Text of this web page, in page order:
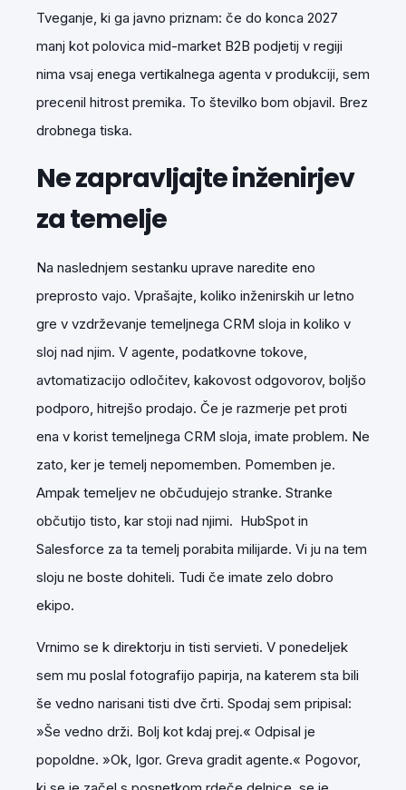
Tveganje, ki ga javno priznam: če do konca 2027
manj kot polovica mid-market B2B podjetij v regiji
nima vsaj enega vertikalnega agenta v produkciji, sem
precenil hitrost premika. To številko bom objavil. Brez
drobnega tiska.
Ne zapravljajte inženirjev
za temelje
Na naslednjem sestanku uprave naredite eno
preprosto vajo. Vprašajte, koliko inženirskih ur letno
gre v vzdrževanje temeljnega CRM sloja in koliko v
sloj nad njim. V agente, podatkovne tokove,
avtomatizacijo odločitev, kakovost odgovorov, boljšo
podporo, hitrejšo prodajo. Če je razmerje pet proti
ena v korist temeljnega CRM sloja, imate problem. Ne
zato, ker je temelj nepomemben. Pomemben je.
Ampak temeljev ne občudujejo stranke. Stranke
občutijo tisto, kar stoji nad njimi. HubSpot in
Salesforce za ta temelj porabita milijarde. Vi ju na tem
sloju ne boste dohiteli. Tudi če imate zelo dobro
ekipo.
Vrnimo se k direktorju in tisti servieti. V ponedeljek
sem mu poslal fotografijo papirja, na katerem sta bili
še vedno narisani tisti dve črti. Spodaj sem pripisal:
»Še vedno drži. Bolj kot kdaj prej.« Odpisal je
popoldne. »Ok, Igor. Greva gradit agente.« Pogovor,